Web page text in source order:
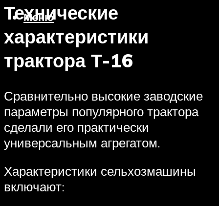
Меню
Технические
характеристики
трактора Т-16
Сравнительно высокие заводские
параметры популярного трактора
сделали его практически
универсальным агрегатом.
Характеристики сельхозмашины
включают: